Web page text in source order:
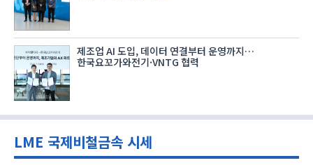
제조업 AI 도입, 데이터 연결부터 운영까지…
한국요꼬가와전기·VNTG 협력
LME 국제비철금속 시세